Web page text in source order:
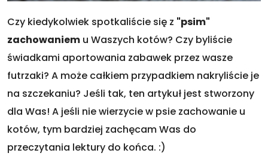
Czy kiedykolwiek spotkaliście się z "psim"
zachowaniem u Waszych kotów? Czy byliście
świadkami aportowania zabawek przez wasze
futrzaki? A może całkiem przypadkiem nakryliście je
na szczekaniu? Jeśli tak, ten artykuł jest stworzony
dla Was! A jeśli nie wierzycie w psie zachowanie u
kotów, tym bardziej zachęcam Was do
przeczytania lektury do końca. :)